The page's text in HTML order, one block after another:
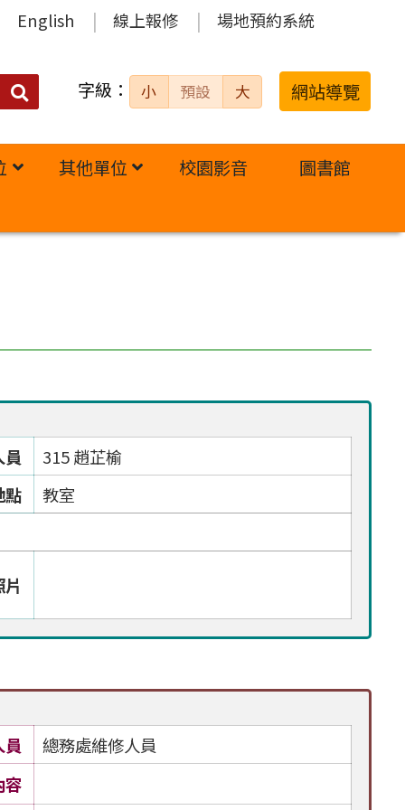
English 線上報修 場地預約系統
搜
字級： 小 預設 大 網站導覽
其他單位 校園影音 圖書館
員
315 趙芷榆
點
教室
總務處維修人員
容